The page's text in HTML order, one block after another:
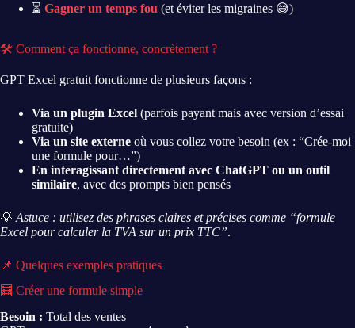
⏳ Gagner un temps fou (et éviter les migraines 😅)
🛠 Comment ça fonctionne, concrètement ?
GPT Excel gratuit fonctionne de plusieurs façons :
Via un plugin Excel (parfois payant mais avec version d’essai
gratuite)
Via un site externe où vous collez votre besoin (ex : “Crée-moi
une formule pour…”)
En interagissant directement avec ChatGPT ou un outil
similaire, avec des prompts bien pensés
💡 Astuce : utilisez des phrases claires et précises comme “formule
Excel pour calculer la TVA sur un prix TTC”.
📌 Quelques exemples pratiques
🧮 Créer une formule simple
Besoin : Total des ventes